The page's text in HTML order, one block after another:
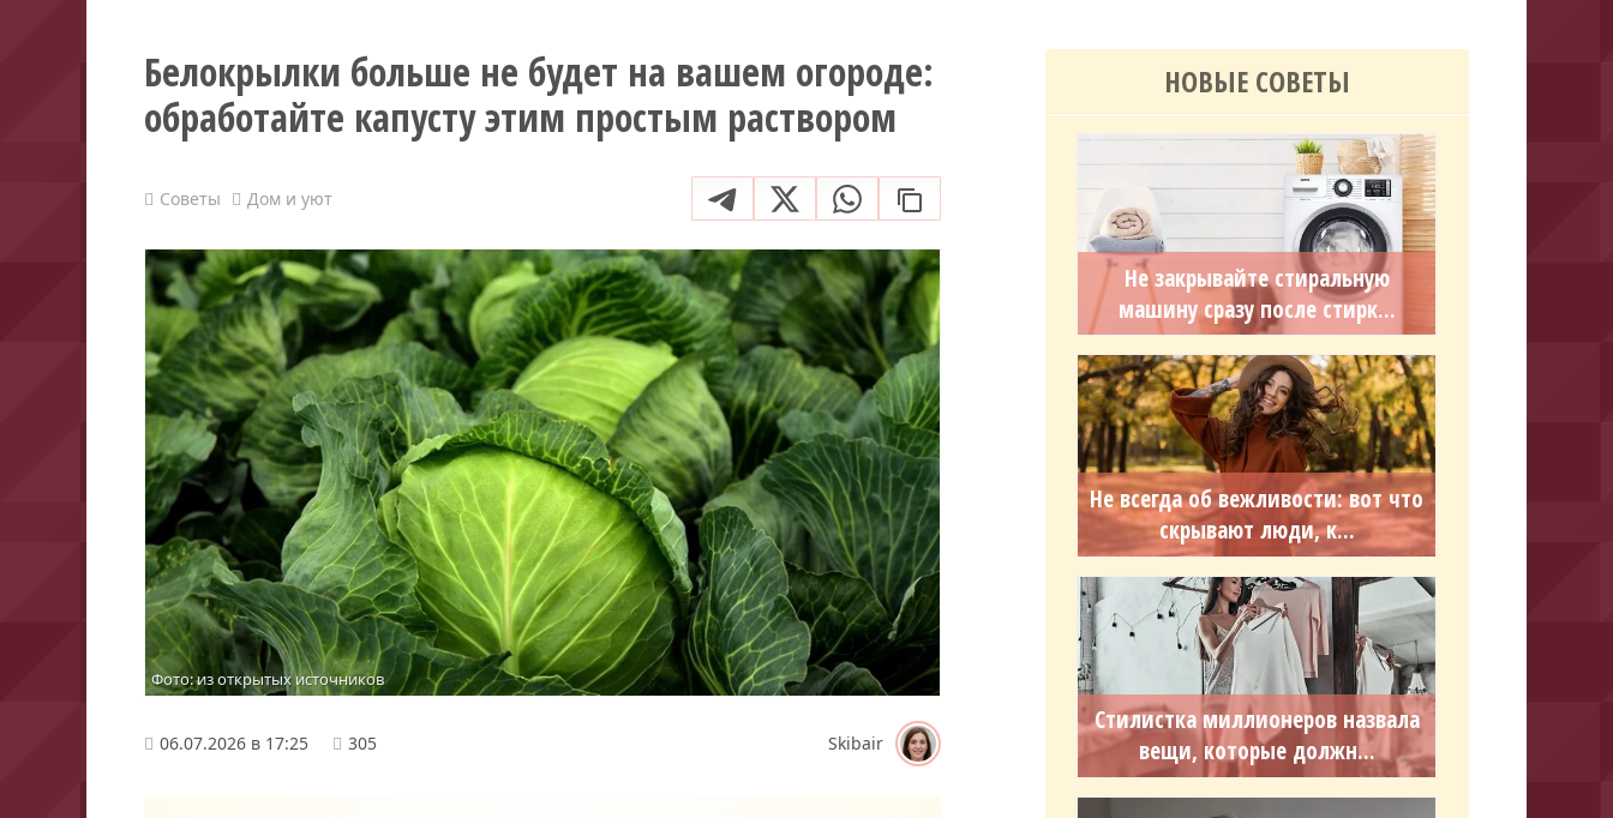
Белокрылки больше не будет на вашем огороде:
обработайте капусту этим простым раствором
Советы Дом и уют
Фото: из открытых источников
06.07.2026 в 17:25 305 Skibair
НОВЫЕ СОВЕТЫ
Не закрывайте стиральную
машину сразу после стирк...
Не всегда об вежливости: вот что
скрывают люди, к...
Стилистка миллионеров назвала
вещи, которые должн...